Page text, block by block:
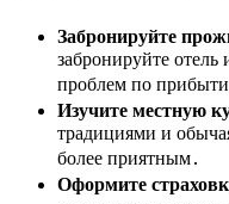
Забронируйте
забронируйте
проблем по
Изучите местную
традициями и
более приятным․
Оформите